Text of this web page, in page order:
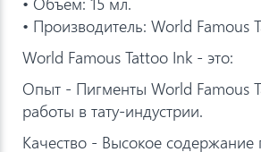
• Производитель: World Famous
World Famous Tattoo Ink - это:
Опыт - Пигменты World Famous
работы в тату-индустрии.
Качество - Высокое содержание